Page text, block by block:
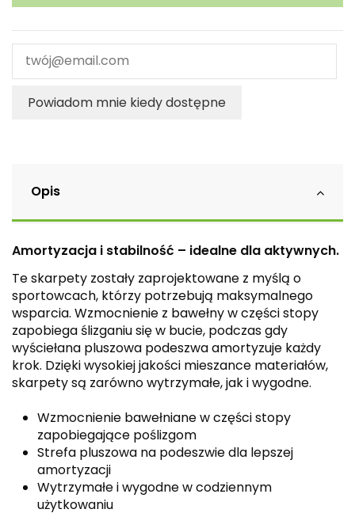
Powiadom mnie kiedy dostępne
Opis
Amortyzacja i stabilność – idealne dla aktywnych.
Te skarpety zostały zaprojektowane z myślą o
sportowcach, którzy potrzebują maksymalnego
wsparcia. Wzmocnienie z bawełny w części stopy
zapobiega ślizganiu się w bucie, podczas gdy
wyściełana pluszowa podeszwa amortyzuje każdy
krok. Dzięki wysokiej jakości mieszance materiałów,
skarpety są zarówno wytrzymałe, jak i wygodne.
Wzmocnienie bawełniane w części stopy
zapobiegające poślizgom
Strefa pluszowa na podeszwie dla lepszej
amortyzacji
Wytrzymałe i wygodne w codziennym
użytkowaniu